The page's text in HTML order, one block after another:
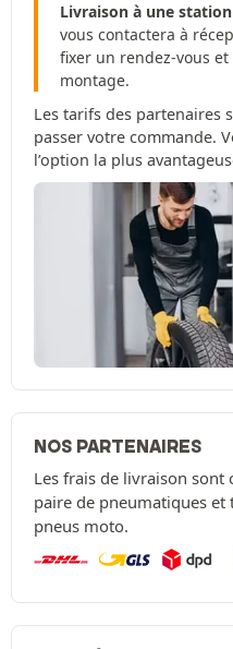
Livraison à une
vous contactera à
fixer un rendez-vous
montage.
Les tarifs des partenaires
passer votre commande.
l’option la plus
NOS PARTENAIRES
Les frais de livraison
paire de pneumatiques
pneus moto.